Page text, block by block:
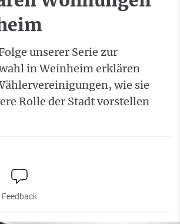
unserer Serie zur
in Weinheim erklären
wie sie
Rolle der Stadt vorstellen
Feedback